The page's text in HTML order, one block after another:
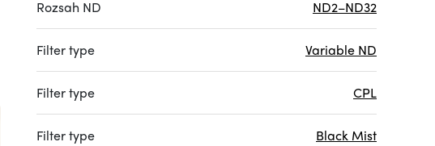
Rozsah ND ND2–ND32
Filter type Variable ND
Filter type CPL
Filter type Black Mist